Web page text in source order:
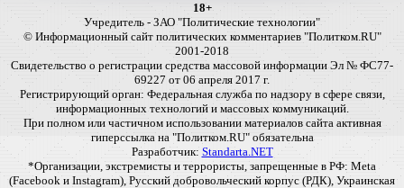
18+
Учредитель - ЗАО "Политические технологии"
© Информационный сайт политических комментариев "Политком.RU"
2001-2018
Свидетельство о регистрации средства массовой информации Эл № ФС77-
69227 от 06 апреля 2017 г.
Регистрирующий орган: Федеральная служба по надзору в сфере связи,
информационных технологий и массовых коммуникаций.
При полном или частичном использовании материалов сайта активная
гиперссылка на "Политком.RU" обязательна
Разработчик: Standarta.NET
*Организации, экстремисты и террористы, запрещенные в РФ: Meta
(Facebook и Instagram), Русский добровольческий корпус (РДК), Украинская